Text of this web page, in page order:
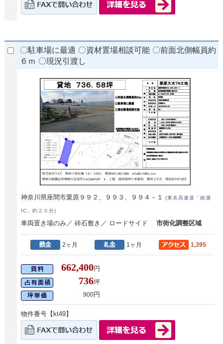
〇駐車場に最適 〇資材置場相談可能 〇前面北側幅員約
６ｍ 〇現況引渡し
神奈川県座間市栗原９９２、９９３、９９４－１(東名高速道「綾瀬
IC」約２０分)
車両置き場のみ／ 砕石敷き／ ロードサイド市街化調整区域
2ヶ月 1ヶ月 1,395
662,400円
736坪
900円
物件番号【kt49】